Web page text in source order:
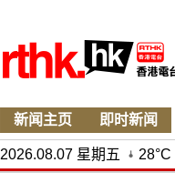
新闻主页 即时新闻
2026.08.07 星期五 28°C